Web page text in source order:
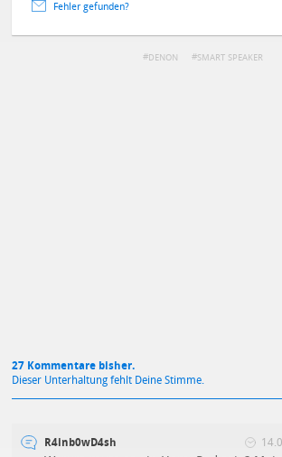
Fehler gefunden?
DENON SMART SPEAKER
27 Kommentare bisher.
Dieser Unterhaltung fehlt Deine Stimme.
R4inb0wD4sh